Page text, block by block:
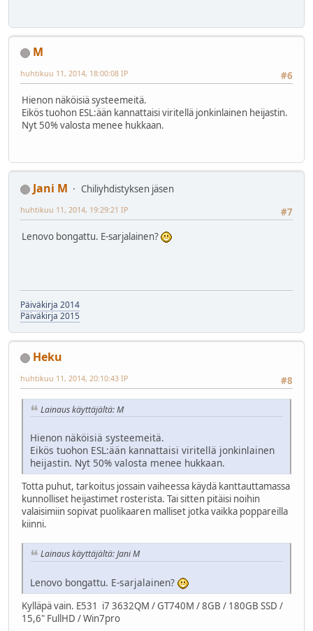
M
#6
huhtikuu 11, 2014, 18:00:08 IP
Hienon näköisiä systeemeitä.
Eikös tuohon ESL:ään kannattaisi viritellä jonkinlainen heijastin.
Nyt 50% valosta menee hukkaan.
Jani M
Chiliyhdistyksen jäsen
#7
huhtikuu 11, 2014, 19:29:21 IP
Lenovo bongattu. E-sarjalainen?
Päiväkirja 2014
Päiväkirja 2015
Heku
#8
huhtikuu 11, 2014, 20:10:43 IP
Lainaus käyttäjältä: M
Hienon näköisiä systeemeitä.
Eikös tuohon ESL:ään kannattaisi viritellä jonkinlainen
heijastin. Nyt 50% valosta menee hukkaan.
Totta puhut, tarkoitus jossain vaiheessa käydä kanttauttamassa
kunnolliset heijastimet rosterista. Tai sitten pitäisi noihin
valaisimiin sopivat puolikaaren malliset jotka vaikka poppareilla
kiinni.
Lainaus käyttäjältä: Jani M
Lenovo bongattu. E-sarjalainen?
Kylläpä vain. E531 i7 3632QM / GT740M / 8GB / 180GB SSD /
15,6" FullHD / Win7pro